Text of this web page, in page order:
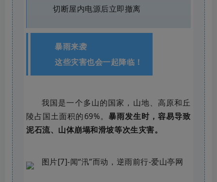
切断屋内电源后立即撤离
暴雨来袭
这些灾害也会一起降临！
我国是一个多山的国家，山地、高原和丘
陵占国土面积的69%。 暴雨发生时，容易导致
泥石流、山体崩塌和滑坡等次生灾害。